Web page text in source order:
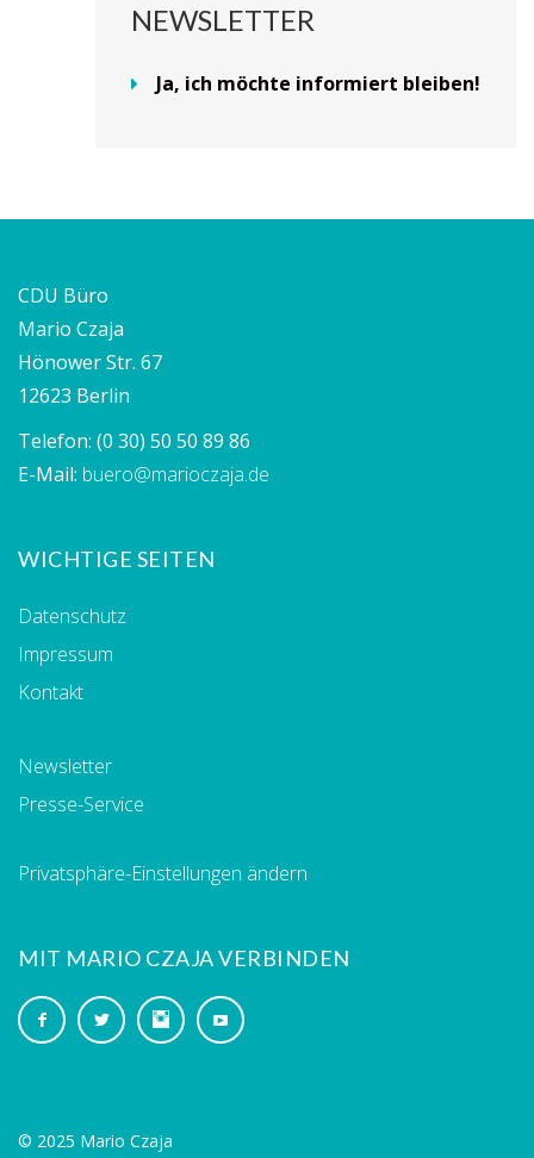
NEWSLETTER
Ja, ich möchte informiert bleiben!
CDU Büro
Mario Czaja
Hönower Str. 67
12623 Berlin
Telefon: (0 30) 50 50 89 86
E-Mail: buero@marioczaja.de
WICHTIGE SEITEN
Datenschutz
Impressum
Kontakt
Newsletter
Presse-Service
Privatsphäre-Einstellungen ändern
MIT MARIO CZAJA VERBINDEN
© 2025 Mario Czaja